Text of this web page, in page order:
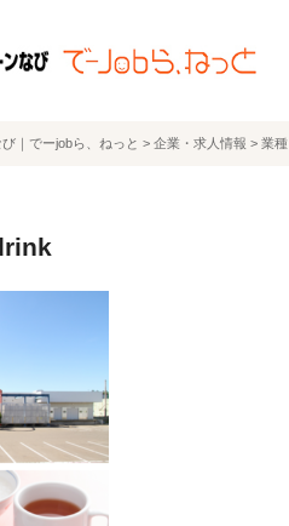
｜でーjobら、ねっと > 企業・求人情報 > 業種